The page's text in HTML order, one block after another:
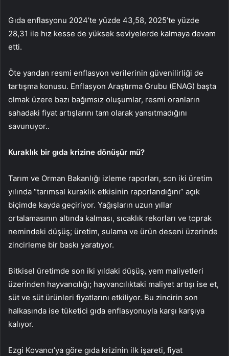
Gıda enflasyonu 2024’te yüzde 43,58, 2025’te yüzde
28,31 ile hız kesse de yüksek seviyelerde kalmaya devam
etti.
Öte yandan resmi enflasyon verilerinin güvenilirliği de
tartışma konusu. Enflasyon Araştırma Grubu (ENAG) başta
olmak üzere bazı bağımsız oluşumlar, resmi oranların
sahadaki fiyat artışlarını tam olarak yansıtmadığını
savunuyor..
Kuraklık bir gıda krizine dönüşür mü?
Tarım ve Orman Bakanlığı izleme raporları, son iki üretim
yılında “tarımsal kuraklık etkisinin raporlandığını” açık
biçimde kayda geçiriyor. Yağışların uzun yıllar
ortalamasının altında kalması, sıcaklık rekorları ve toprak
nemindeki düşüş; üretim, sulama ve ürün deseni üzerinde
zincirleme bir baskı yaratıyor.
Bitkisel üretimde son iki yıldaki düşüş, yem maliyetleri
üzerinden hayvancılığı; hayvancılıktaki maliyet artışı ise et,
süt ve süt ürünleri fiyatlarını etkiliyor. Bu zincirin son
halkasında ise tüketici gıda enflasyonuyla karşı karşıya
kalıyor.
Ezgi Kovancı’ya göre gıda krizinin ilk işareti, fiyat